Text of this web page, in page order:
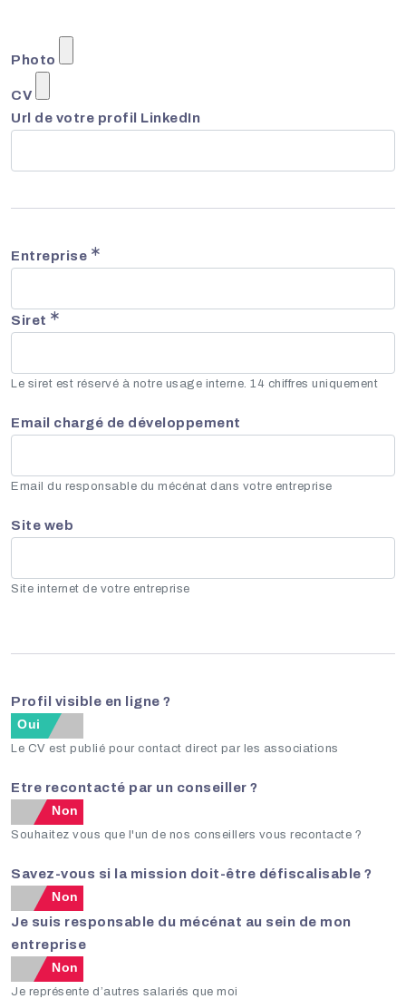
Photo
CV
Url de votre profil LinkedIn
Entreprise
Siret
Le siret est réservé à notre usage interne. 14 chiffres uniquement
Email chargé de développement
Email du responsable du mécénat dans votre entreprise
Site web
Site internet de votre entreprise
Profil visible en ligne ?
Oui
Le CV est publié pour contact direct par les associations
Etre recontacté par un conseiller ?
Non
Souhaitez vous que l'un de nos conseillers vous recontacte ?
Savez-vous si la mission doit-être défiscalisable ?
Non
Je suis responsable du mécénat au sein de mon
entreprise
Non
Je représente d’autres salariés que moi